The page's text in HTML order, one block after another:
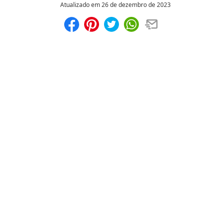
Atualizado em26 de dezembro de 2023